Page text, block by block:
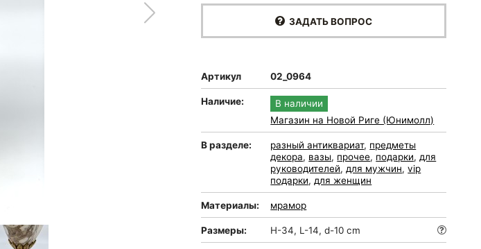
ЗАДАТЬ ВОПРОС
Артикул 02_0964
Наличие:
В наличии
Магазин на Новой Риге (Юнимолл)
В разделе: разный антиквариат, предметы
декора, вазы, прочее, подарки, для
руководителей, для мужчин,vip
подарки, для женщин
Материалы: мрамор
Размеры: H-34, L-14, d-10 cm